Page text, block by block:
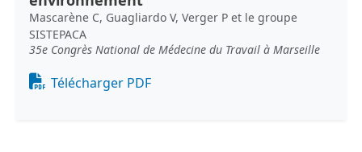
Mascarène C, Guagliardo V, Verger P et le groupe
SISTEPACA
35e Congrès National de Médecine du Travail à Marseille
Document
Télécharger PDF